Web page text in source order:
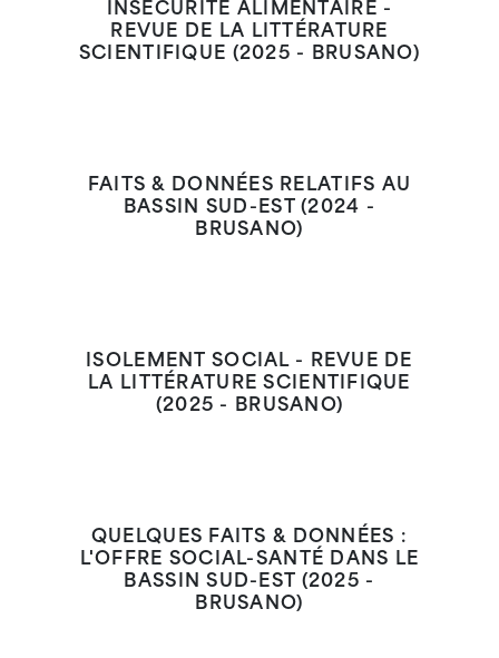
INSÉCURITÉ ALIMENTAIRE -
REVUE DE LA LITTÉRATURE
SCIENTIFIQUE (2025 - BRUSANO)
FAITS & DONNÉES RELATIFS AU
BASSIN SUD-EST (2024 -
BRUSANO)
ISOLEMENT SOCIAL - REVUE DE
LA LITTÉRATURE SCIENTIFIQUE
(2025 - BRUSANO)
QUELQUES FAITS & DONNÉES :
L'OFFRE SOCIAL-SANTÉ DANS LE
BASSIN SUD-EST (2025 -
BRUSANO)